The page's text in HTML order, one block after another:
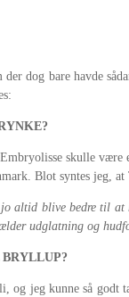
der dog bare havde
skulle
Blot syntes jeg,
altid blive bedre til
udglatning og
og jeg kunne så godt